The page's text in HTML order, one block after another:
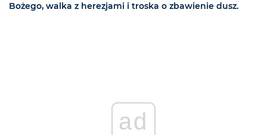
Bożego, walka z herezjami i troska o zbawienie dusz.
ad